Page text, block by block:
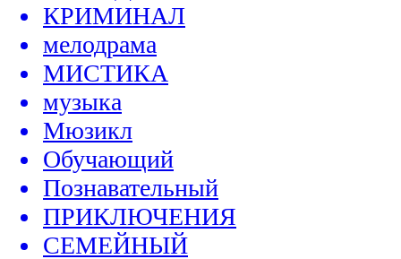
КРИМИНАЛ
мелодрама
МИСТИКА
музыка
Мюзикл
Обучающий
Познавательный
ПРИКЛЮЧЕНИЯ
СЕМЕЙНЫЙ